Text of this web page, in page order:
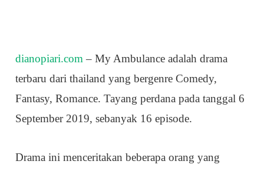
dianopiari.com– My Ambulance adalah drama
terbaru dari thailand yang bergenre Comedy,
Fantasy, Romance. Tayang perdana pada tanggal 6
September 2019, sebanyak 16 episode.
Drama ini menceritakan beberapa orang yang